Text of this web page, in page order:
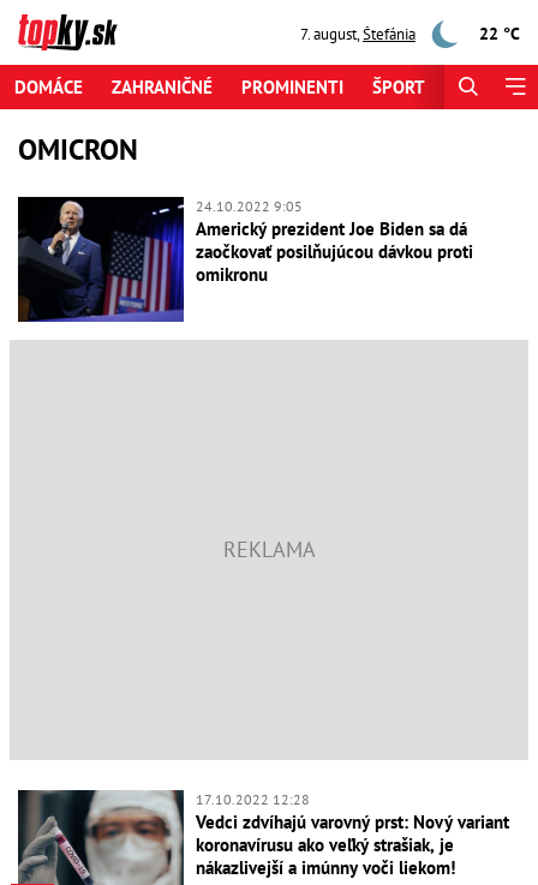
7. august,Štefánia 22 °C
DOMÁCE ZAHRANIČNÉ PROMINENTI ŠPORT
OMICRON
24.10.2022 9:05
Americký prezident Joe Biden sa dá
zaočkovať posilňujúcou dávkou proti
omikronu
17.10.2022 12:28
Vedci zdvíhajú varovný prst: Nový variant
koronavírusu ako veľký strašiak, je
nákazlivejší a imúnny voči liekom!